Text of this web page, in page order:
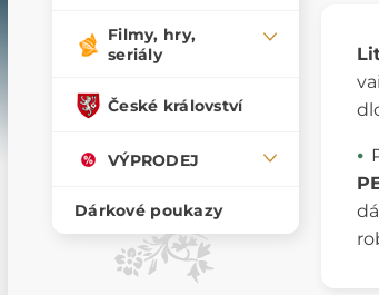
Filmy, hry,
seriály
České království
VÝPRODEJ
Dárkové poukazy